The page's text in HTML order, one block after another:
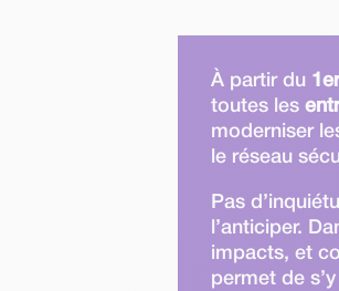
À partir du
toutes les
moderniser
le réseau
Pas
l’anticiper.
impacts, et
permet de